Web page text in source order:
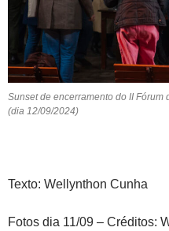
Sunset de encerramento do II
(dia 12/09/2024)
Texto: Wellynthon Cunha
Fotos dia 11/09 – Créditos: